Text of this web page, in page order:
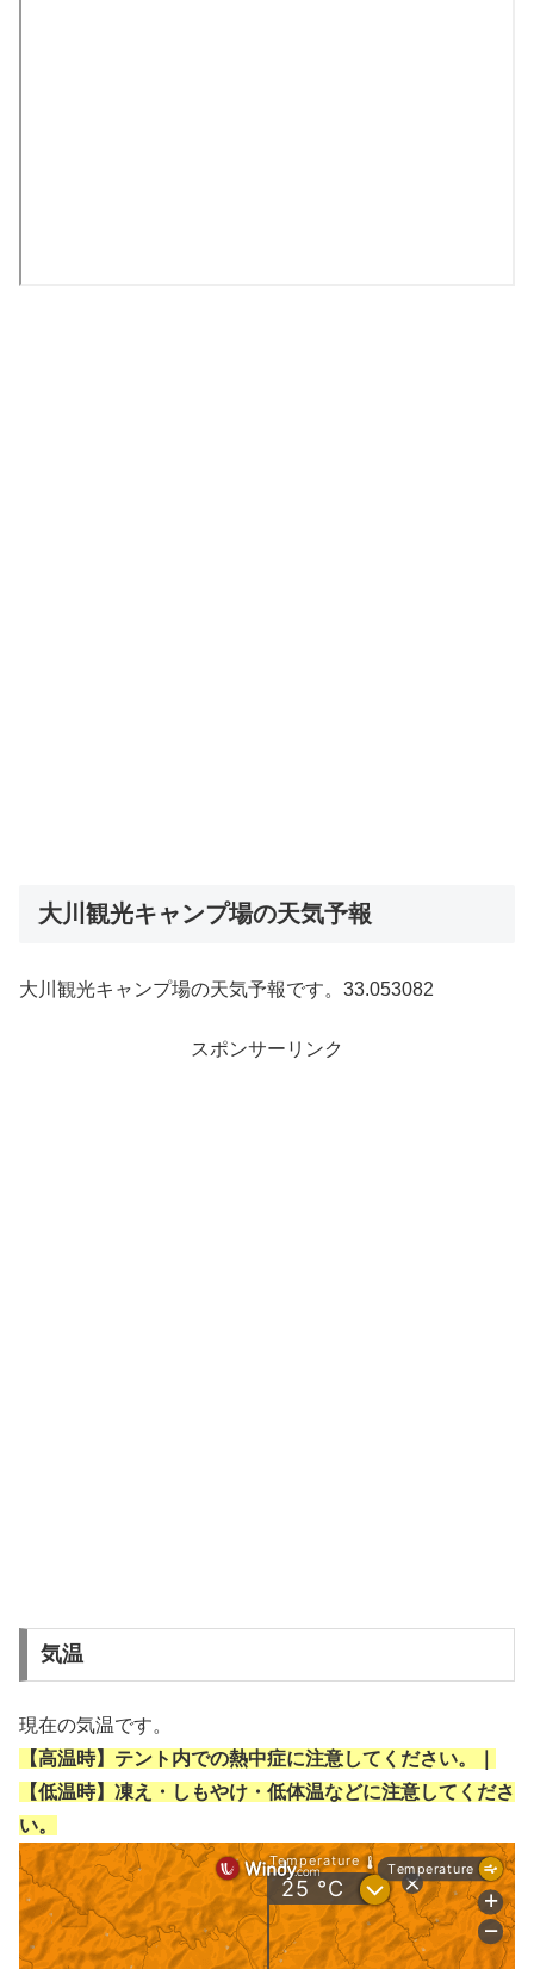
大川観光キャンプ場の天気予報
大川観光キャンプ場の天気予報です。33.053082
スポンサーリンク
気温
現在の気温です。
【高温時】テント内での熱中症に注意してください。｜
【低温時】凍え・しもやけ・低体温などに注意してくださ
い。